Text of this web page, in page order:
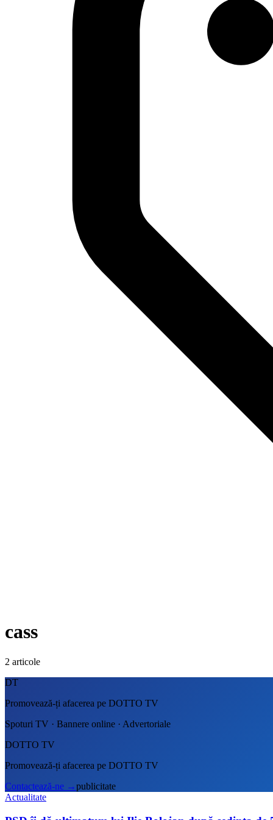
cass
2 articole
DT
Promovează-ți afacerea pe DOTTO TV
Spoturi TV · Bannere online · Advertoriale
DOTTO TV
Promovează-ți afacerea pe DOTTO TV
Contactează-ne →publicitate
Actualitate